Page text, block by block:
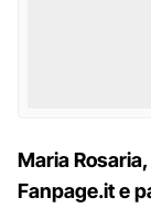
Maria
Fanpage.it e